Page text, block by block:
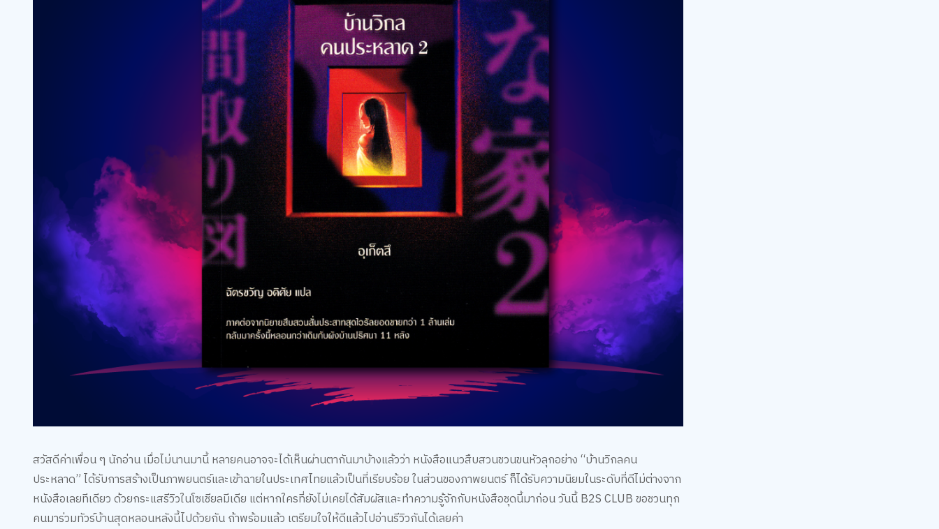
สวัสดีค่าเพื่อน ๆ นักอ่าน เมื่อไม่นานมานี้ หลายคนอาจจะได้เห็นผ่านตากันมาบ้างแล้วว่า หนังสือแนวสืบสวนชวนขนหัวลุกอย่าง “บ้านวิกลคน
ประหลาด” ได้รับการสร้างเป็นภาพยนตร์และเข้าฉายในประเทศไทยแล้วเป็นที่เรียบร้อย ในส่วนของภาพยนตร์ ก็ได้รับความนิยมในระดับที่ดีไม่ต่างจาก
หนังสือเลยทีเดียว ด้วยกระแสรีวิวในโซเชียลมีเดีย แต่หากใครที่ยังไม่เคยได้สัมผัสและทำความรู้จักกับหนังสือชุดนี้มาก่อน วันนี้ B2S CLUB ขอชวนทุก
คนมาร่วมทัวร์บ้านสุดหลอนหลังนี้ไปด้วยกัน ถ้าพร้อมแล้ว เตรียมใจให้ดีแล้วไปอ่านรีวิวกันได้เลยค่า